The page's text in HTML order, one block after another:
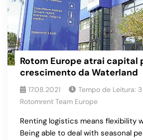
Rotom Europe atrai capital
crescimento da Waterland
17.08.2021 Tempo de Leitura: 3
Rotomrent Team Europe
Renting logistics means flexibility
Being able to deal with seasonal